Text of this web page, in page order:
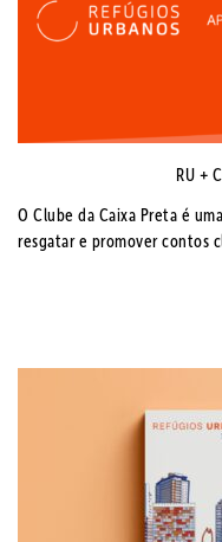
RU +
O Clube da Caixa Preta é
resgatar e promover contos